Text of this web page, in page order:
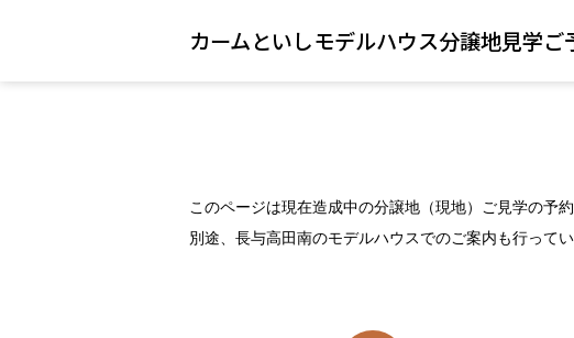
カームといしモデルハウス分譲地見学ご
このページは現在造成中の分譲地（現地）ご見学の予約
別途、長与高田南のモデルハウスでのご案内も行ってい